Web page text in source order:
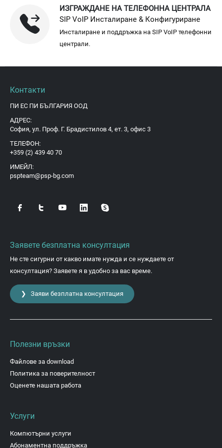
ИЗГРАЖДАНЕ НА ТЕЛЕФОННА ЦЕНТРАЛА
SIP VoIP Инсталиране & Конфигуриране
Инсталиране и поддръжка на SIP VoIP телефонни
централи.
Контакти
ПИ ЕС ПИ БЪЛГАРИЯ ООД
АДРЕС:
София, ул. Проф. Г. Брадистилов 4, ет. 3, офис 3
ТЕЛЕФОН:
+359 (2) 439 40 70
ИМЕЙЛ:
pspteam@psp-bg.com
Заявете безплатна консултация
Не сте сигурни от какво имате нужда и се нуждаете от
консултация? Заявете я в удобно за вас време.
❯ Заяви безплатна консултация
Полезни връзки
Файлове за download
Политика за поверителност
Оценете нашата работа
Услуги
Компютърни услуги
Абонаментна поддръжка